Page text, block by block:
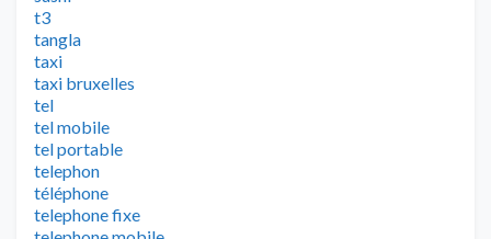
t3
tangla
taxi
taxi bruxelles
tel
tel mobile
tel portable
telephon
téléphone
telephone fixe